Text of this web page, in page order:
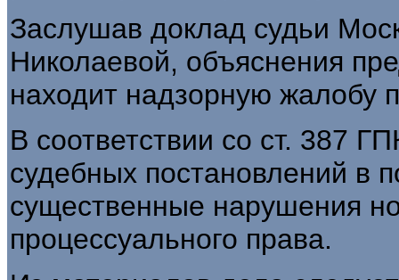
Заслушав доклад судьи
Николаевой, объяснения
находит надзорную жалобу
В соответствии со ст. 387
судебных постановлений в
существенные нарушения
процессуального права.